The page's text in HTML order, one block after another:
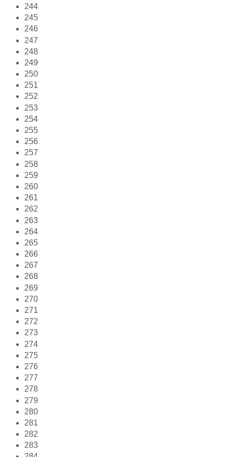
244
245
246
247
248
249
250
251
252
253
254
255
256
257
258
259
260
261
262
263
264
265
266
267
268
269
270
271
272
273
274
275
276
277
278
279
280
281
282
283